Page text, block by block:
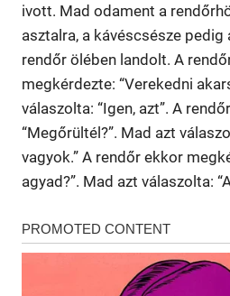
ivott. Mad odament a
asztalra, a kávéscsésze pedig
rendőr ölében landolt. A
megkérdezte: “Verekedni
válaszolta: “Igen, azt”. A
“Megőrültél?”. Mad azt
vagyok.” A rendőr ekkor
agyad?”. Mad azt válaszolta: